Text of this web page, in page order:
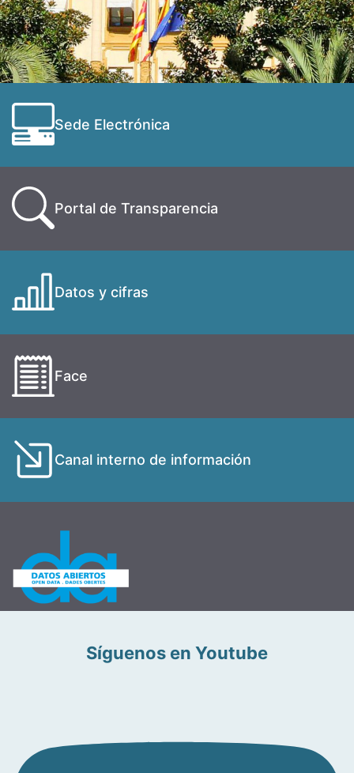
Sede Electrónica
Portal de Transparencia
Datos y cifras
Face
Canal interno de información
Síguenos en Youtube